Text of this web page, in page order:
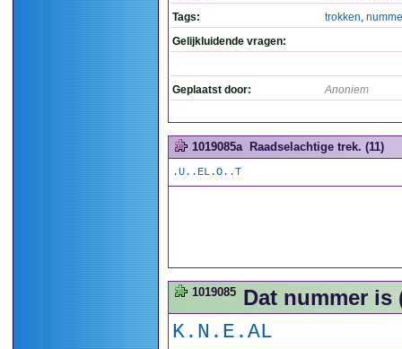
Tags:
trokken,
Gelijkluidende vragen:
Geplaatst door: Anoniem
1019085a Raadselachtige trek. (11)
.U..EL.O..T
1019085 Dat nummer is
K.N.E.AL